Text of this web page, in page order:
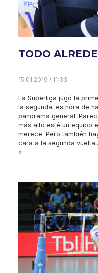
TODO
15.01.2019 / 11:33
La Superliga jugó la
la segunda: es hora de
panorama general.
más alto esté un equipo
merece. Pero también
cara a la segunda
»